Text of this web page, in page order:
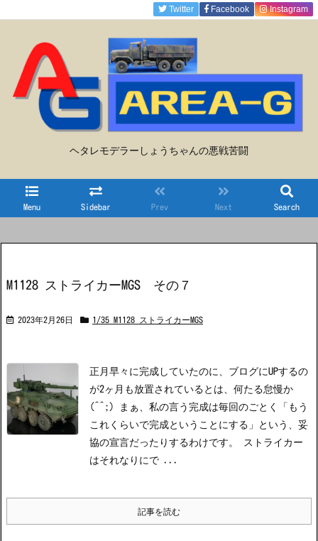
ヘタレモデラーしょうちゃんの悪戦苦闘
Menu Sidebar Prev Next Search
Twitter Facebook Instagram
M1128 ストライカーMGS その７
2023年2月26日 1/35 M1128 ストライカーMGS
正月早々に完成していたのに、ブログにUPするの
が2ヶ月も放置されているとは、何たる怠慢か
(^^;) まぁ、私の言う完成は毎回のごとく「もう
これくらいで完成ということにする」という、妥
協の宣言だったりするわけです。 ストライカー
はそれなりにで ...
記事を読む